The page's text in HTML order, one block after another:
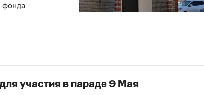
фонда
участия в параде 9 Мая